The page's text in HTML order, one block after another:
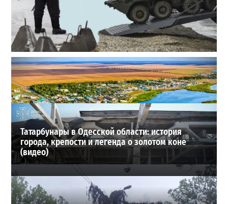
Полковник ВСУ рассказал, выдержит ли Одесса
новое наступление
2
27-07-2026 в 11:19
ВИБОР РЕДАКЦИИ
Татарбунары в Одесской области: история
города, крепости и легенда о золотом коне
(видео)